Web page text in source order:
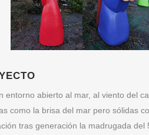
entorno abierto al mar, al viento del
como la brisa del mar pero sólidas
tras generación la madrugada